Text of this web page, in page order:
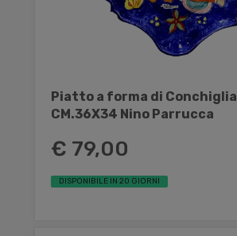
Piatto a forma di Conchiglia
CM.36X34 Nino Parrucca
€ 79,00
DISPONIBILE IN 20 GIORNI